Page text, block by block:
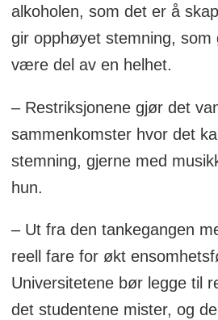
alkoholen, som det er å
gir opphøyet stemning, som
være del av en helhet.
– Restriksjonene gjør det
sammenkomster hvor det
stemning, gjerne med
hun.
– Ut fra den tankegangen
reell fare for økt
Universitetene bør legge til
det studentene mister, og